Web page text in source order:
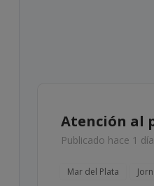
Atención al
Publicado hace 1 día
Mar del Plata